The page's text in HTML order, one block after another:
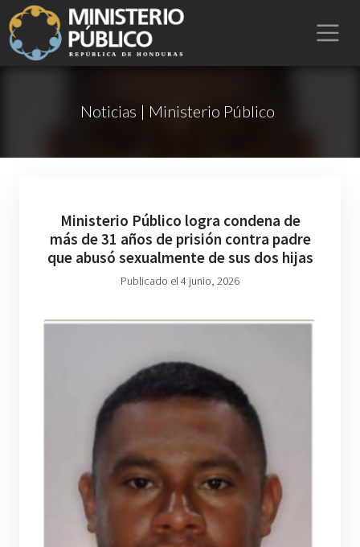
Noticias | Ministerio Público
Ministerio Público logra condena de
más de 31 años de prisión contra padre
que abusó sexualmente de sus dos hijas
Publicado el 4 junio, 2026